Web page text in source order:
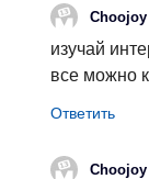
Choojoy
изучай
все можно
Choojoy